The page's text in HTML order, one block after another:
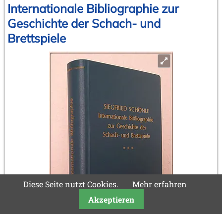
Internationale Bibliographie zur
Geschichte der Schach- und
Brettspiele
Diese Seite nutzt Cookies.
Mehr erfahren
Akzeptieren